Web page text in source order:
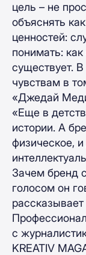
цель – не
объяснять
ценностей:
понимать:
существует. В
чувствам в
«Джедай
«Еще в
истории. А
физическое, и
Зачем бренд
голосом он
с
KREATIV